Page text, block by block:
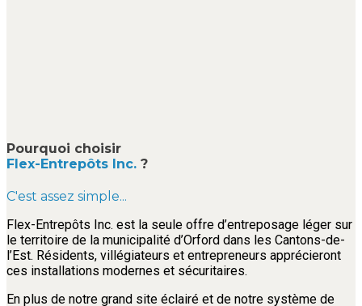
Pourquoi choisir
Flex-Entrepôts Inc. ?
C'est assez simple...
Flex-Entrepôts Inc. est la seule offre d’entreposage léger sur
le territoire de la municipalité d’Orford dans les Cantons-de-
l’Est. Résidents, villégiateurs et entrepreneurs apprécieront
ces installations modernes et sécuritaires.
En plus de notre grand site éclairé et de notre système de